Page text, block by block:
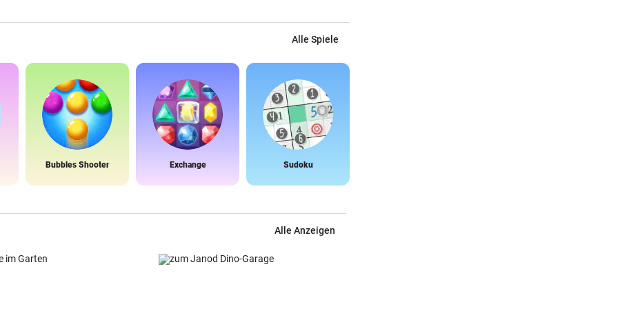
Alle Spiele
Bubbles Shooter Exchange Sudoku
Alle Anzeigen